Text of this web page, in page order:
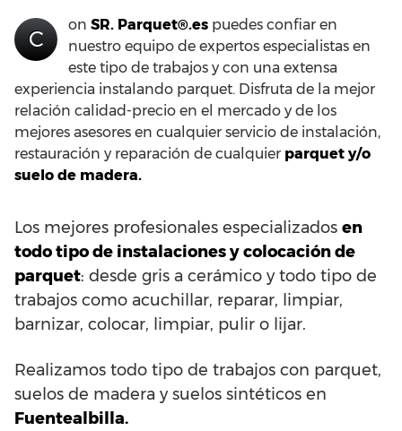
C
on SR. Parquet®.es puedes confiar en
nuestro equipo de expertos especialistas en
este tipo de trabajos y con una extensa
experiencia instalando parquet. Disfruta de la mejor
relación calidad-precio en el mercado y de los
mejores asesores en cualquier servicio de instalación,
restauración y reparación de cualquier parquet y/o
suelo de madera.
Los mejores profesionales especializados en
todo tipo de instalaciones y colocación de
parquet: desde gris a cerámico y todo tipo de
trabajos como acuchillar, reparar, limpiar,
barnizar, colocar, limpiar, pulir o lijar.
Realizamos todo tipo de trabajos con parquet,
suelos de madera y suelos sintéticos en
Fuentealbilla.